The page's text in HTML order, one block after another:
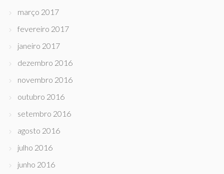
março 2017
fevereiro 2017
janeiro 2017
dezembro 2016
novembro 2016
outubro 2016
setembro 2016
agosto 2016
julho 2016
junho 2016